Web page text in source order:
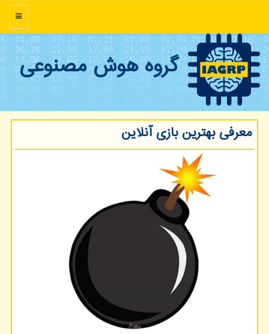
منو
گروه هوش مصنوعی
معرفی بهترین بازی آنلاین